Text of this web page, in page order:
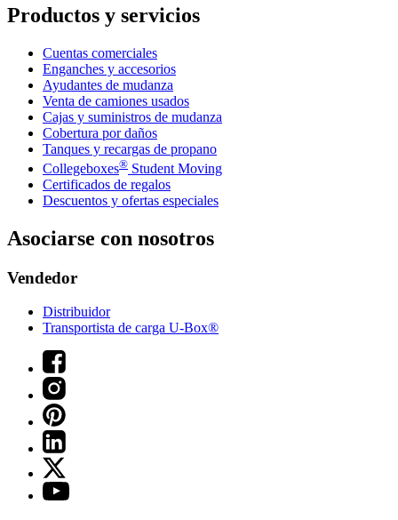
Productos y servicios
Cuentas comerciales
Enganches y accesorios
Ayudantes de mudanza
Venta de camiones usados
Cajas y suministros de mudanza
Cobertura por daños
Tanques y recargas de propano
Collegeboxes® Student Moving
Certificados de regalos
Descuentos y ofertas especiales
Asociarse con nosotros
Vendedor
Distribuidor
Transportista de carga U-Box®